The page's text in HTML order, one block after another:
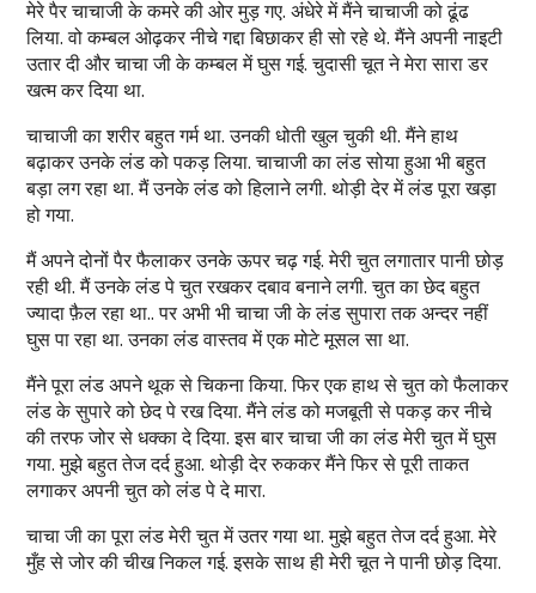
मेरे पैर चाचाजी के कमरे की ओर मुड़ गए. अंधेरे में मैंने चाचाजी को ढूंढ
लिया. वो कम्बल ओढ़कर नीचे गद्दा बिछाकर ही सो रहे थे. मैंने अपनी नाइटी
उतार दी और चाचा जी के कम्बल में घुस गई. चुदासी चूत ने मेरा सारा डर
खत्म कर दिया था.
चाचाजी का शरीर बहुत गर्म था. उनकी धोती खुल चुकी थी. मैंने हाथ
बढ़ाकर उनके लंड को पकड़ लिया. चाचाजी का लंड सोया हुआ भी बहुत
बड़ा लग रहा था. मैं उनके लंड को हिलाने लगी. थोड़ी देर में लंड पूरा खड़ा
हो गया.
मैं अपने दोनों पैर फैलाकर उनके ऊपर चढ़ गई. मेरी चुत लगातार पानी छोड़
रही थी. मैं उनके लंड पे चुत रखकर दबाव बनाने लगी. चुत का छेद बहुत
ज्यादा फ़ैल रहा था.. पर अभी भी चाचा जी के लंड सुपारा तक अन्दर नहीं
घुस पा रहा था. उनका लंड वास्तव में एक मोटे मूसल सा था.
मैंने पूरा लंड अपने थूक से चिकना किया. फिर एक हाथ से चुत को फैलाकर
लंड के सुपारे को छेद पे रख दिया. मैंने लंड को मजबूती से पकड़ कर नीचे
की तरफ जोर से धक्का दे दिया. इस बार चाचा जी का लंड मेरी चुत में घुस
गया. मुझे बहुत तेज दर्द हुआ. थोड़ी देर रुककर मैंने फिर से पूरी ताकत
लगाकर अपनी चुत को लंड पे दे मारा.
चाचा जी का पूरा लंड मेरी चुत में उतर गया था. मुझे बहुत तेज दर्द हुआ. मेरे
मुँह से जोर की चीख निकल गई. इसके साथ ही मेरी चूत ने पानी छोड़ दिया.